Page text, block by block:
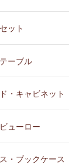
ット
ーブル
・キャビネット
ューロー
・ブックケース